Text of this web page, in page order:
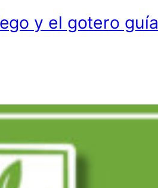
y el gotero